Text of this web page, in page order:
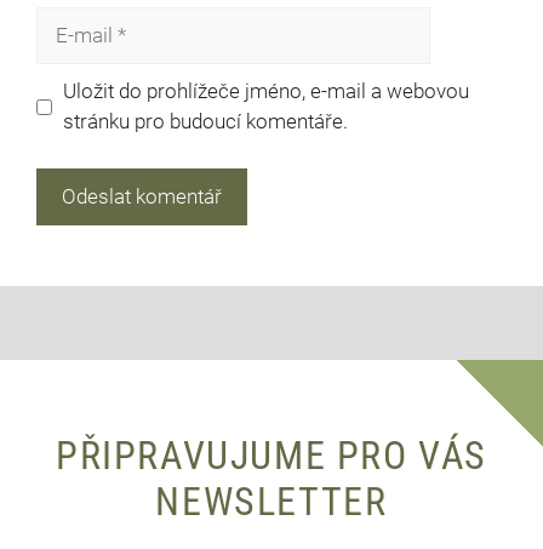
Uložit do prohlížeče jméno, e-mail a webovou
stránku pro budoucí komentáře.
PŘIPRAVUJUME PRO VÁS
NEWSLETTER